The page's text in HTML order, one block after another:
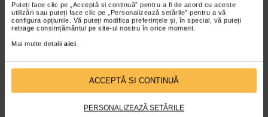
Puteți face clic pe „Acceptă si continuă” pentru a fi de acord cu aceste
utilizări sau puteți face clic pe „Personalizează setările” pentru a vă
configura opțiunile. Vă puteți modifica preferințele și, în special, vă puteți
retrage consimțământul pe site-ul nostru în orice moment.
Mai multe detalii aici.
ACCEPTĂ SI CONTINUĂ
PERSONALIZEAZĂ SETĂRILE
O oja clasica rezistenta, care
creeaza o stralucire fabuloasa cu
fiecare strat. Culoarea sa intensa…
O oja clasica rezistenta, care
creeaza o stralucire fabuloasa cu
Plătești 2, primești 3